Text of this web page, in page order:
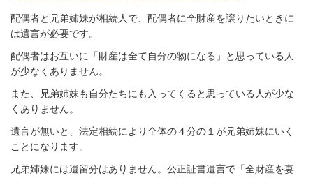
配偶者と兄弟姉妹が相続人で、配偶者に全財産を譲りたいときに
は遺言が必要です。
配偶者はお互いに「財産は全て自分の物になる」と思っている人
が少なくありません。
また、兄弟姉妹も自分たちにも入ってくると思っている人が少な
くありません。
遺言が無いと、法定相続により全体の４分の１が兄弟姉妹にいく
ことになります。
兄弟姉妹には遺留分はありません。公正証書遺言で「全財産を妻